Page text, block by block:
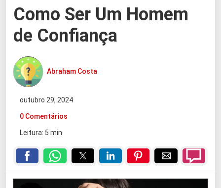
Como Ser Um Homem
de Confiança
Abraham Costa
outubro 29, 2024
0 Comentários
Leitura: 5 min